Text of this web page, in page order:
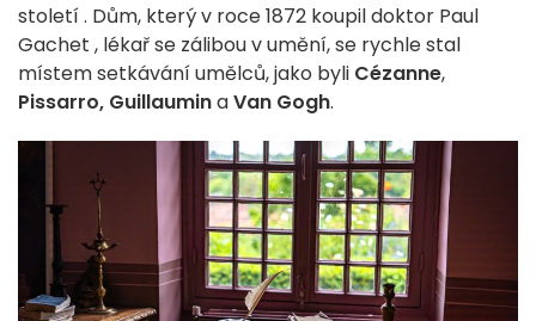
století. Dům, kterýv roce 1872 koupildoktor Paul
Gachet , lékařse zálibou vumění,se rychlestal
místemsetkáváníumělců,jako byli Cézanne,
Pissarro, GuillauminaVan Gogh.